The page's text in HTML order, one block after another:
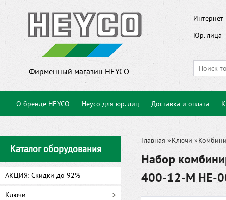
Фирменный магазин HEYCO
Интернет
Юр. лица
О бренде HEYCO Heyco для юр. лиц Доставка и оплата
Каталог оборудования
АКЦИЯ: Скидки до 92%
Ключи
Главная »Ключи »
Набор
400-12-M HE-